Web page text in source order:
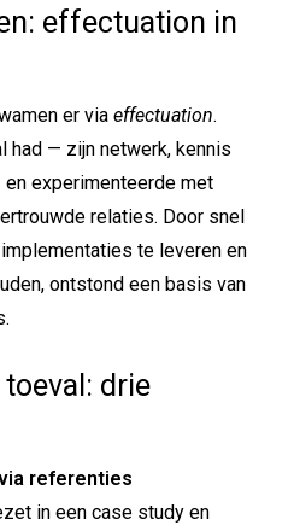
effectuation in
er via effectuation.
had — zijn netwerk, kennis
experimenteerde met
relaties. Door snel
te leveren en
ontstond een basis van
drie
referenties
in een case study en